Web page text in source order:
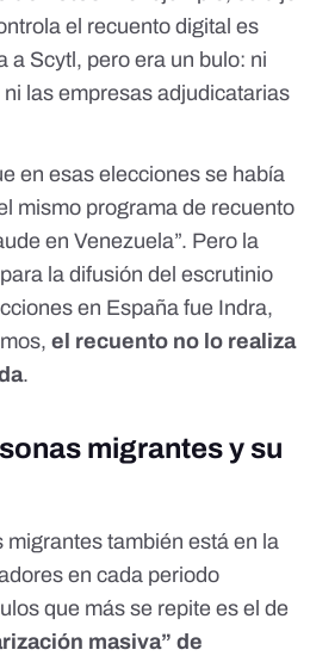
el recuento digital es
a Scytl, pero era un bulo: ni
las empresas adjudicatarias
en esas elecciones se había
mismo programa de recuento
en Venezuela”. Pero la
la difusión del escrutinio
en España fue Indra,
el recuento no lo realiza
.
migrantes y su
migrantes también está en la
en cada periodo
que más se repite es el de
masiva” de